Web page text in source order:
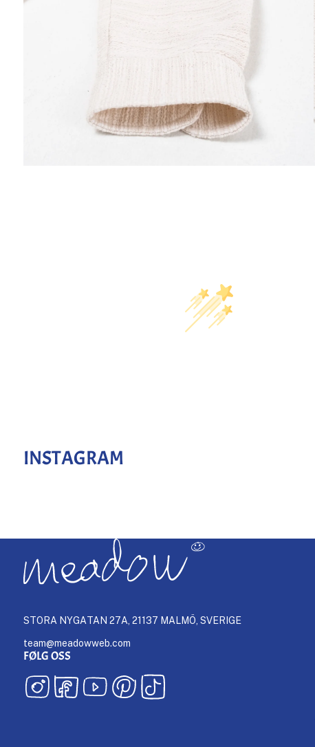
INSTAGRAM
STORA NYGATAN 27A, 21137 MALMÖ, SVERIGE
team@meadowweb.com
FØLG OSS